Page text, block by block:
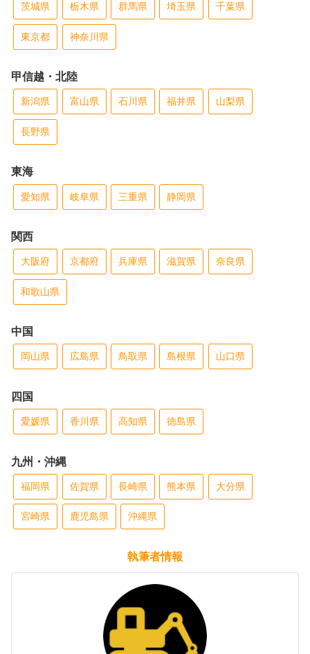
茨城県 栃木県 群馬県 埼玉県 千葉県
東京都 神奈川県
甲信越・北陸
新潟県 富山県 石川県 福井県 山梨県
長野県
東海
愛知県 岐阜県 三重県 静岡県
関西
大阪府 京都府 兵庫県 滋賀県 奈良県
和歌山県
中国
岡山県 広島県 鳥取県 島根県 山口県
四国
愛媛県 香川県 高知県 徳島県
九州・沖縄
福岡県 佐賀県 長崎県 熊本県 大分県
宮崎県 鹿児島県 沖縄県
執筆者情報